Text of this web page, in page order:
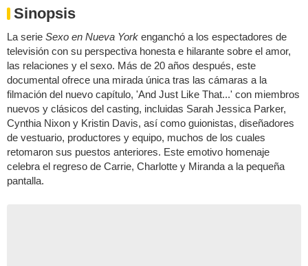
Sinopsis
La serie Sexo en Nueva York enganchó a los espectadores de
televisión con su perspectiva honesta e hilarante sobre el amor,
las relaciones y el sexo. Más de 20 años después, este
documental ofrece una mirada única tras las cámaras a la
filmación del nuevo capítulo, 'And Just Like That...' con miembros
nuevos y clásicos del casting, incluidas Sarah Jessica Parker,
Cynthia Nixon y Kristin Davis, así como guionistas, diseñadores
de vestuario, productores y equipo, muchos de los cuales
retomaron sus puestos anteriores. Este emotivo homenaje
celebra el regreso de Carrie, Charlotte y Miranda a la pequeña
pantalla.